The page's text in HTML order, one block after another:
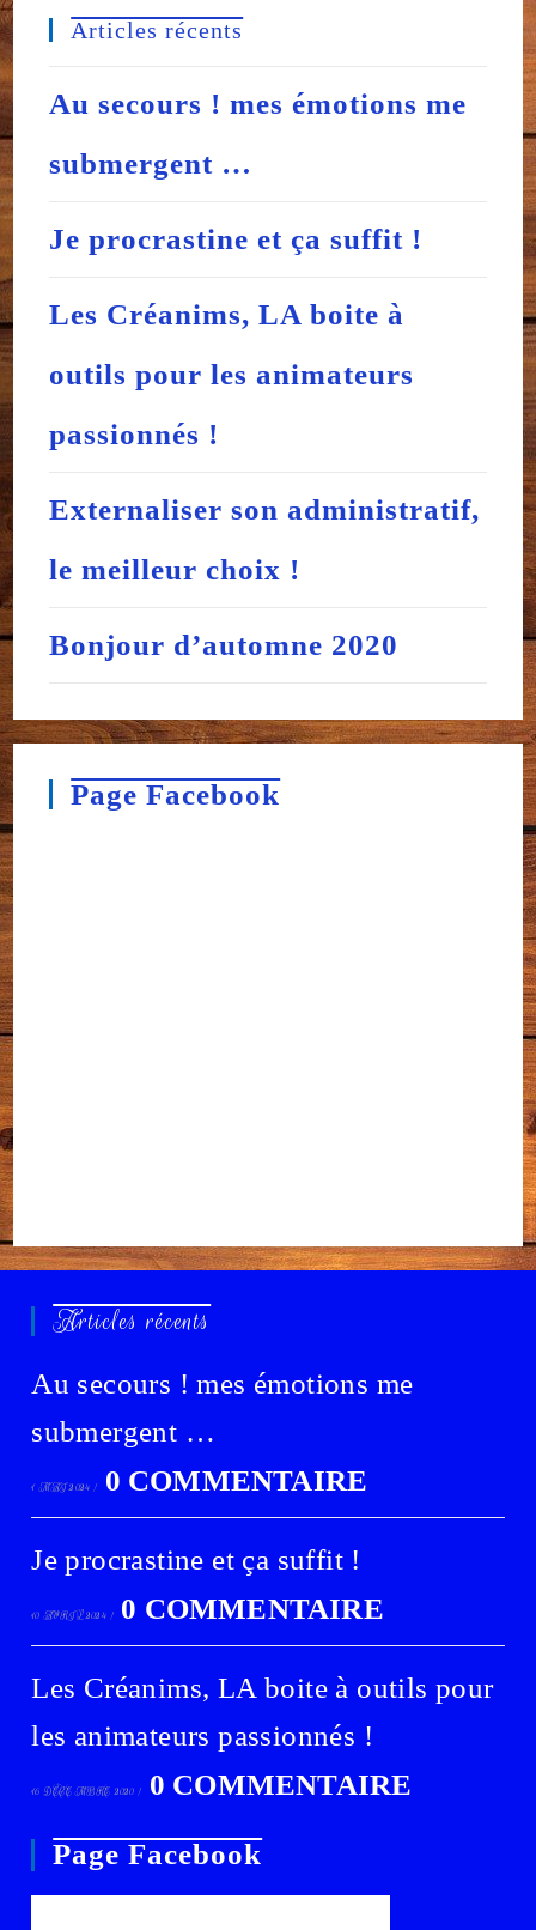
Articles récents
Au secours ! mes émotions me
submergent …
Je procrastine et ça suffit !
Les Créanims, LA boite à
outils pour les animateurs
passionnés !
Externaliser son administratif,
le meilleur choix !
Bonjour d’automne 2020
Page Facebook
Articles récents
Au secours ! mes émotions me
submergent …
1 MAI 2024 / 0 COMMENTAIRE
Je procrastine et ça suffit !
10 AVRIL 2024 / 0 COMMENTAIRE
Les Créanims, LA boite à outils pour
les animateurs passionnés !
16 DÉCEMBRE 2020 / 0 COMMENTAIRE
Page Facebook